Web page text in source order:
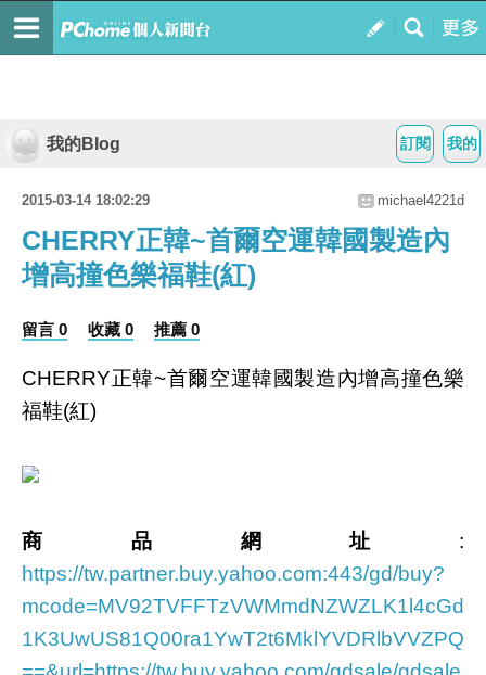
我的
訂閱
我的Blog
2015-03-14 18:02:29 michael4221d
CHERRY正韓~首爾空運韓國製造內
增高撞色樂福鞋(紅)
留言 0 收藏 0 推薦 0
CHERRY正韓~首爾空運韓國製造內增高撞色樂
福鞋(紅)
商品網址 :
https://tw.partner.buy.yahoo.com:443/gd/buy?
mcode=MV92TVFFTzVWMmdNZWZLK1l4cGd
1K3UwUS81Q00ra1YwT2t6MklYVDRlbVVZPQ